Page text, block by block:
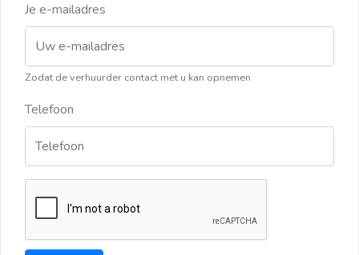
Je e-mailadres
Zodat de verhuurder contact met u kan opnemen
Telefoon